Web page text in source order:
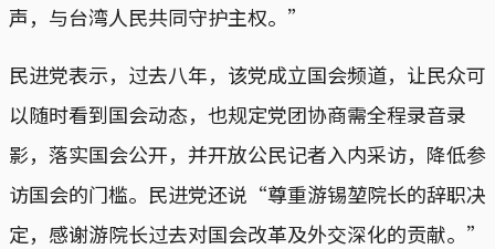
声，与台湾人民共同守护主权。”
民进党表示，过去八年，该党成立国会频道，让民众可
以随时看到国会动态，也规定党团协商需全程录音录
影，落实国会公开，并开放公民记者入内采访，降低参
访国会的门槛。民进党还说“尊重游锡堃院长的辞职决
定，感谢游院长过去对国会改革及外交深化的贡献。”